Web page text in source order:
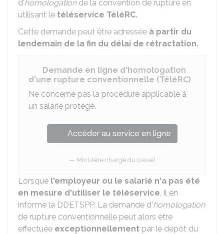
d'homologationde la convention de rupture en
utilisant le téléservice TéléRC.
Cette demande peut être adressée à partir du
lendemain de la fin du délai de rétractation.
Demande en ligne d'homologation
d'une rupture conventionnelle (TéléRC)
Ne concerne pas la procédure applicable à
un salarié protégé.
Accéder au service en ligne
Ministère chargé du travail
Lorsque l'employeur ou le salarié n'a pas été
en mesure d'utiliser le téléservice, il en
informe la DDETSPP. La demande d'homologation
de rupture conventionnelle peut alors être
effectuée exceptionnellement par le dépôt du